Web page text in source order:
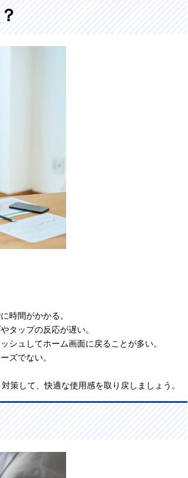
時間がかかる。
タップの反応が遅い。
シュしてホーム画面に戻ることが多い。
ズでない。
策して、快適な使用感を取り戻しましょう。